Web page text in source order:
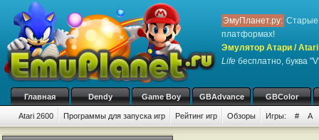
ЭмуПланет.ру: Старые
платформах!
Эмулятор Атари /
Life бесплатно, буква
Главная Dendy Game Boy GBAdvance GBColor
Atari 2600 Программы для запуска игр Рейтинг игр Обзоры Игры: # A